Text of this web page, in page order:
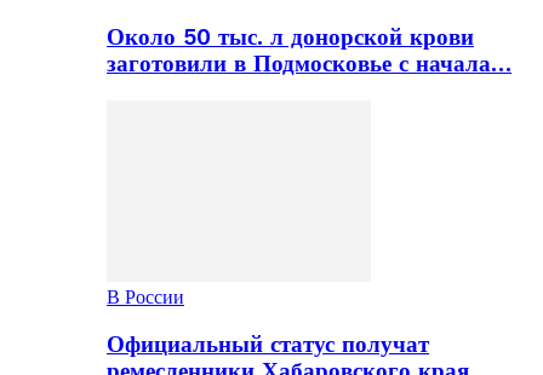
Около 50 тыс. л донорской крови
заготовили в Подмосковье с начала…
В России
Официальный статус получат